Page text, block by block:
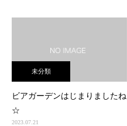
未分類
ビアガーデンはじまりましたね
☆
2023.07.21